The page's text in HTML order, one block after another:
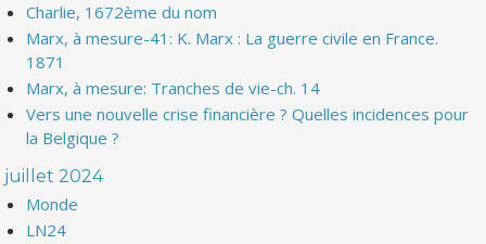
Charlie, 1672ème du nom
Marx, à mesure-41: K. Marx : La guerre civile en France.
1871
Marx, à mesure: Tranches de vie-ch. 14
Vers une nouvelle crise financière ? Quelles incidences pour
la Belgique ?
juillet 2024
Monde
LN24